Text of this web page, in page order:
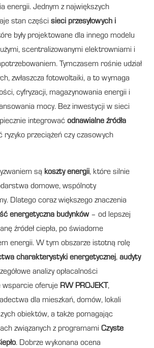
energii. Jednym z największych
stan części sieci przesyłowych i
były projektowane dla innego modelu
scentralizowanymi elektrowniami i
Tymczasem rośnie udział
zwłaszcza fotowoltaiki, a to wymaga
cyfryzacji, magazynowania energii i
mocy. Bez inwestycji w sieci
integrować odnawialne źródła
ryzyko przeciążeń czy czasowych
są koszty energii, które silnie
domowe, wspólnoty
Dlatego coraz większego znaczenia
energetyczna budynków– od lepszej
źródeł ciepła, po świadome
energii. W tym obszarze istotną rolę
charakterystyki energetycznej, audyty
analizy opłacalności
wsparcie oferuje RW PROJEKT,
dla mieszkań, domów, lokali
obiektów, a także pomagając
związanych z programami Czyste
. Dobrze wykonana ocena